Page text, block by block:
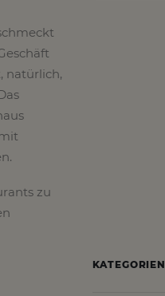
natürlich,
zu
KATEGORIEN